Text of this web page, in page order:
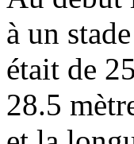
à un
était de
28.5